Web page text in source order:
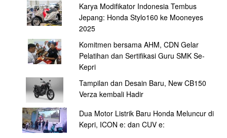
Karya Modifikator Indonesia Tembus
Jepang: Honda Stylo160 ke Mooneyes
2025
Komitmen bersama AHM, CDN Gelar
Pelatihan dan Sertifikasi Guru SMK Se-
Kepri
Tampilan dan Desain Baru, New CB150
Verza kembali Hadir
Dua Motor Listrik Baru Honda Meluncur di
Kepri, ICON e: dan CUV e: